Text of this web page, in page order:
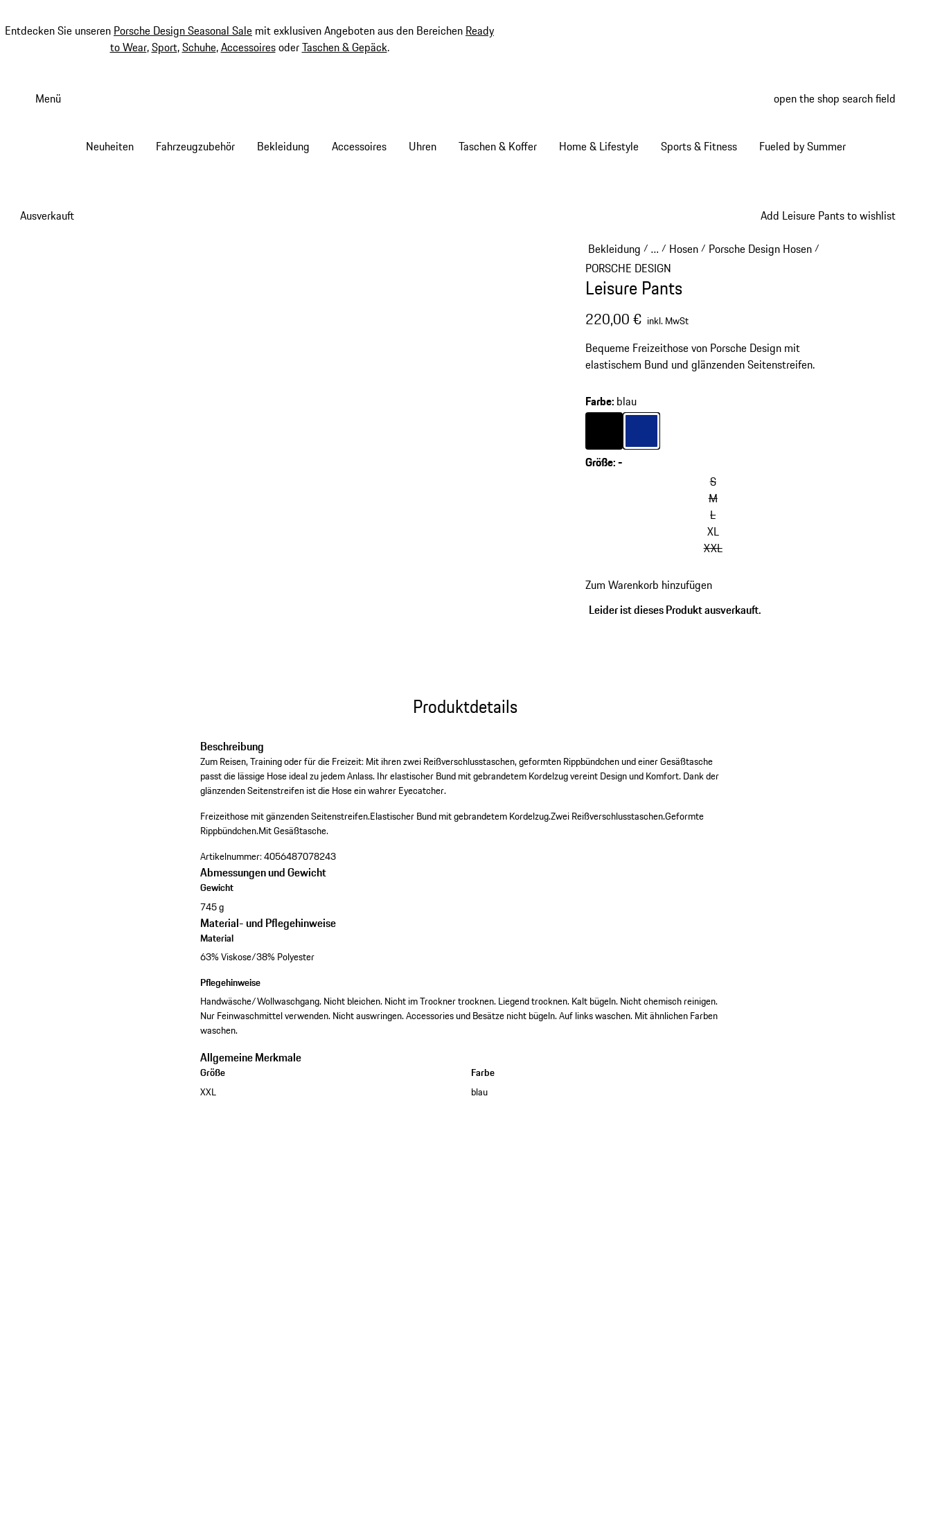
Entdecken Sie unseren Porsche Design Seasonal Sale mit exklusiven Angeboten aus den Bereichen Ready
to Wear,Sport,Schuhe,AccessoiresoderTaschen & Gepäck.
Hauptinhalt
Menü open the shop search field
Neuheiten Fahrzeugzubehör Bekleidung Accessoires Uhren Taschen & Koffer Home & Lifestyle Sports & Fitness Fueled by Summer
Add Leisure Pants to wishlist
Ausverkauft
Bekleidung / …
Reveal collapsed breadcrumb items
/ Hosen/ Porsche Design Hosen/
PORSCHE DESIGN
Leisure Pants
220,00 € inkl. MwSt
Bequeme Freizeithose von Porsche Design mit
elastischem Bund und glänzenden Seitenstreifen.
Farbe: blau
Farbe
schwarz
Farbeblau
Größe:-
S
M
L
XL
XXL
Zum Warenkorb hinzufügen
Leider ist dieses Produkt ausverkauft.
Produktdetails
Beschreibung
Zum Reisen, Training oder für die Freizeit: Mit ihren zwei Reißverschlusstaschen, geformten Rippbündchen und einer Gesäßtasche
passt die lässige Hose ideal zu jedem Anlass. Ihr elastischer Bund mit gebrandetem Kordelzug vereint Design und Komfort. Dank der
glänzenden Seitenstreifen ist die Hose ein wahrer Eyecatcher.
Freizeithose mit gänzenden Seitenstreifen.Elastischer Bund mit gebrandetem Kordelzug.Zwei Reißverschlusstaschen.Geformte
Rippbündchen.Mit Gesäßtasche.
Artikelnummer:4056487078243
Abmessungen und Gewicht
Gewicht
745 g
Material- und Pflegehinweise
Material
63% Viskose/38% Polyester
Pflegehinweise
Handwäsche/Wollwaschgang. Nicht bleichen. Nicht im Trockner trocknen. Liegend trocknen. Kalt bügeln. Nicht chemisch reinigen.
Nur Feinwaschmittel verwenden. Nicht auswringen. Accessories und Besätze nicht bügeln. Auf links waschen. Mit ähnlichen Farben
waschen.
Allgemeine Merkmale
Größe
XXL
Farbe
blau